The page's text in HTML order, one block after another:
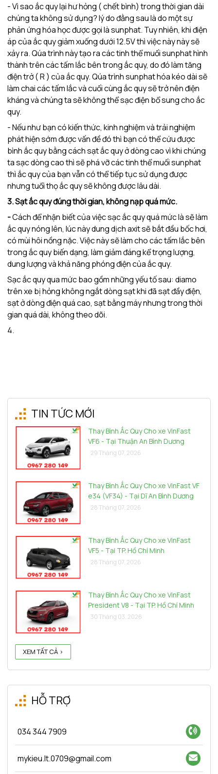
- Vì sao ắc quy lại hư hỏng ( chết bình) trong thời gian dài
chúng ta không sử dụng? lý do đằng sau là do một sự
phản ứng hóa học được gọi là sunphat. Tuy nhiên, khi điện
áp của ắc quy giảm xuống dưới 12.5V thì việc này này sẽ
xảy ra. Qúa trình này tạo ra các tinh thể muối sunphat hình
thành trên các tấm lắc bên trong ắc quy, do đó làm tăng
điện trở ( R ) của ắc quy. Qúa trình sunphat hóa kéo dài sẽ
làm chai các tấm lắc và cuối cùng ắc quy sẽ trở nên điện
kháng và chúng ta sẽ không thể sạc điện bổ sung cho ắc
quy.
- Nếu như bạn có kiến thức, kinh nghiệm và trải nghiệm
phát hiện sớm được vấn đề đó thì bạn có thể cứu được
bình ắc quy bằng cách sạt ắc quy ở dòng cao vì khi chúng
ta sạc dòng cao thì sẽ phá vỡ các tinh thể muối sunphat
thì ắc quy của bạn vẫn có thể tiếp tục sử dụng được
nhưng tuổi thọ ắc quy sẽ không được lâu dài.
3. Sạt ắc quy đúng thời gian, không nạp quá mức.
-Cách để nhận biết của việc sạc ắc quy quá mức là sẽ làm
ắc quy nóng lên, lúc này dung dịch axit sẽ bắt đầu bốc hơi,
có mùi hôi nồng nặc. Việc này sẽ làm cho các tấm lắc bên
trong ắc quy biến dạng, làm giảm đáng kể trọng lượng,
dung lượng và khả năng phóng điện của ắc quy.
Sạc ắc quy qua mức bao gồm những yếu tố sau: diamo
trên xe bị hỏng không ngắt dòng sạt khi đã sạt đầy điện,
sạt ở dòng điện quá cao, sạt bằng máy nhưng trong thời
gian quá dài, không theo dõi.
4.
TIN TỨC MỚI
Thay Bình Ắc Quy Cho xe VinFast
VF6 - Tại Thuận An Bình Dương
29 Tháng 07, 2026
Thay Bình Ắc Quy Cho xe VinFast VF
e34 (VF34) - Tại Dĩ An Bình Dương
28 Tháng 07, 2026
Thay Bình Ắc Quy Cho xe VinFast
VF5 - Tại TP. Hồ Chí Minh
28 Tháng 07, 2026
Thay Bình Ắc Quy Cho xe VinFast
President V8 - Tại TP. Hồ Chí Minh
30 Tháng 03, 2026
XEM TẤT CẢ >
HỖ TRỢ
034 344 7909
mykieu.lt.0709@gmail.com